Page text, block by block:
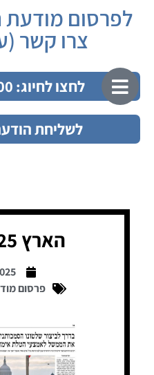
לפרסום
צרו קשר
לחצו לחיוג: 077-9971000
לשליחת
הארץ 29.8.2025
פרסום